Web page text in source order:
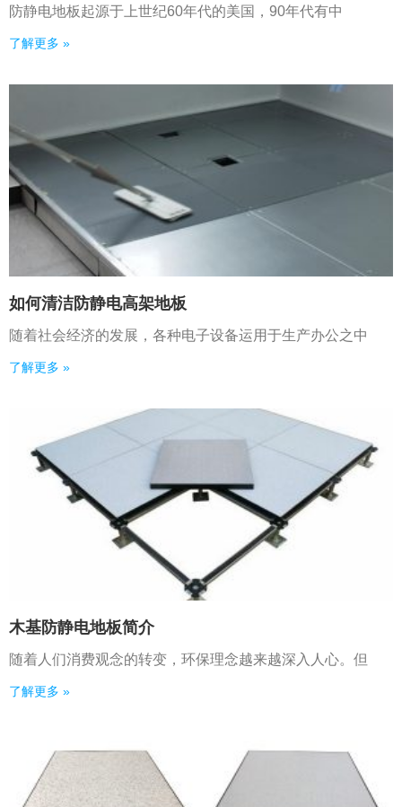
防静电地板起源于上世纪60年代的美国，90年代有中
了解更多 »
如何清洁防静电高架地板
随着社会经济的发展，各种电子设备运用于生产办公之中
了解更多 »
木基防静电地板简介
随着人们消费观念的转变，环保理念越来越深入人心。但
了解更多 »